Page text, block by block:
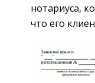
нотариуса,
что его